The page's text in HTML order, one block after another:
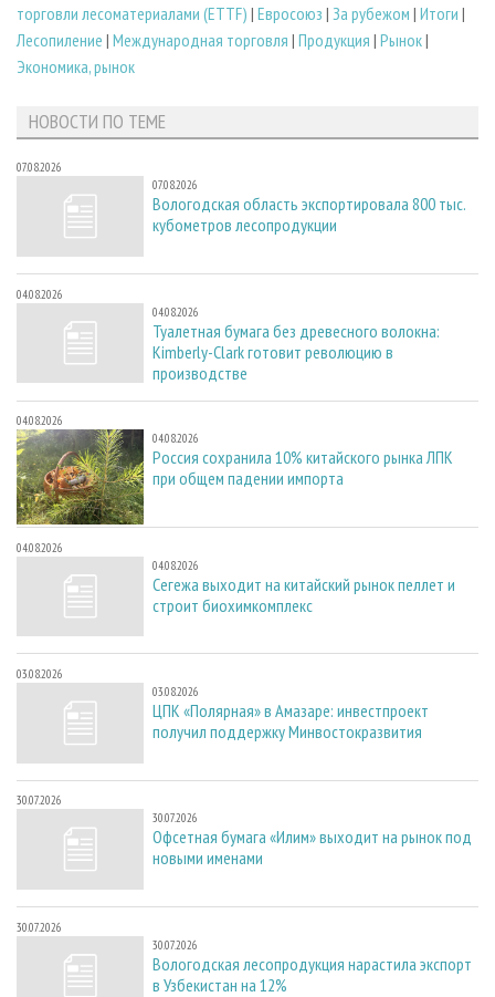
торговли лесоматериалами (ETTF) | Евросоюз | За рубежом | Итоги |
Лесопиление | Международная торговля | Продукция | Рынок|
Экономика, рынок
НОВОСТИ ПО ТЕМЕ
07.08.2026
07.08.2026
Вологодская область экспортировала 800 тыс.
кубометров лесопродукции
04.08.2026
04.08.2026
Туалетная бумага без древесного волокна:
Kimberly-Clark готовит революцию в
производстве
04.08.2026
04.08.2026
Россия сохранила 10% китайского рынка ЛПК
при общем падении импорта
04.08.2026
04.08.2026
Сегежа выходит на китайский рынок пеллет и
строит биохимкомплекс
03.08.2026
03.08.2026
ЦПК «Полярная» в Амазаре: инвестпроект
получил поддержку Минвостокразвития
30.07.2026
30.07.2026
Офсетная бумага «Илим» выходит на рынок под
новыми именами
30.07.2026
30.07.2026
Вологодская лесопродукция нарастила экспорт
в Узбекистан на 12%